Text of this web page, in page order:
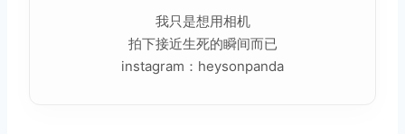
我只是想用相机
拍下接近生死的瞬间而已
instagram：heysonpanda